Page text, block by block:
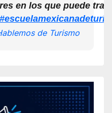
en los que puede
de Turismo